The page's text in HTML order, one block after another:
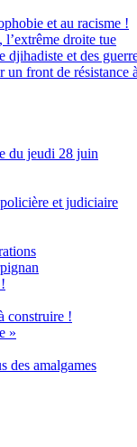
et au racisme !
droite tue
et des
front de
du jeudi 28 juin
et judiciaire
construire !
»
des amalgames